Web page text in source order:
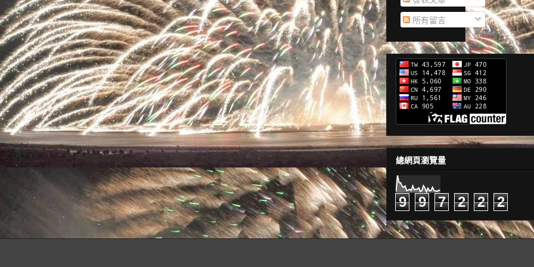
所有留言
總網頁瀏覽量
9 9 7 2 2 2